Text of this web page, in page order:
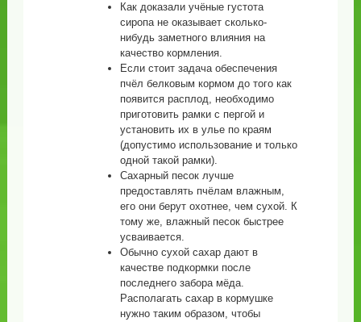
Как доказали учёные густота
сиропа не оказывает сколько-
нибудь заметного влияния на
качество кормления.
Если стоит задача обеспечения
пчёл белковым кормом до того как
появится расплод, необходимо
приготовить рамки с пергой и
установить их в улье по краям
(допустимо использование и только
одной такой рамки).
Сахарный песок лучше
предоставлять пчёлам влажным,
его они берут охотнее, чем сухой. К
тому же, влажный песок быстрее
усваивается.
Обычно сухой сахар дают в
качестве подкормки после
последнего забора мёда.
Располагать сахар в кормушке
нужно таким образом, чтобы